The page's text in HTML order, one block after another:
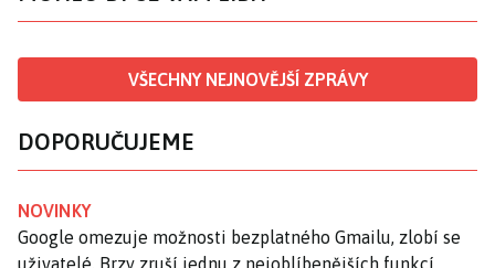
VŠECHNY NEJNOVĚJŠÍ ZPRÁVY
DOPORUČUJEME
NOVINKY
Google omezuje možnosti bezplatného Gmailu, zlobí se
uživatelé. Brzy zruší jednu z nejoblíbenějších funkcí